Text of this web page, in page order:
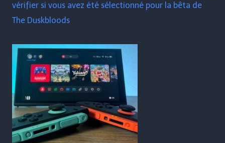
vérifier si vous avez été sélectionné pour la bêta de
The Duskbloods